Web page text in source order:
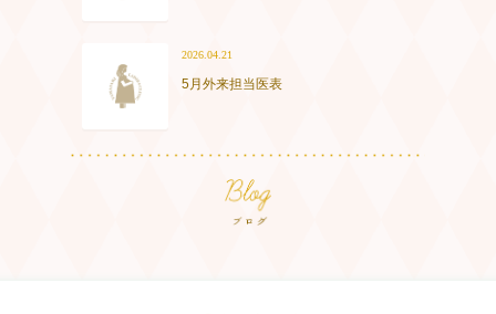
2026.04.21
5月外来担当医表